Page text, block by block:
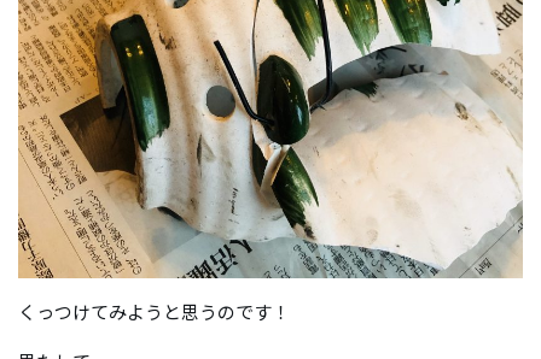
くっつけてみようと思うのです！